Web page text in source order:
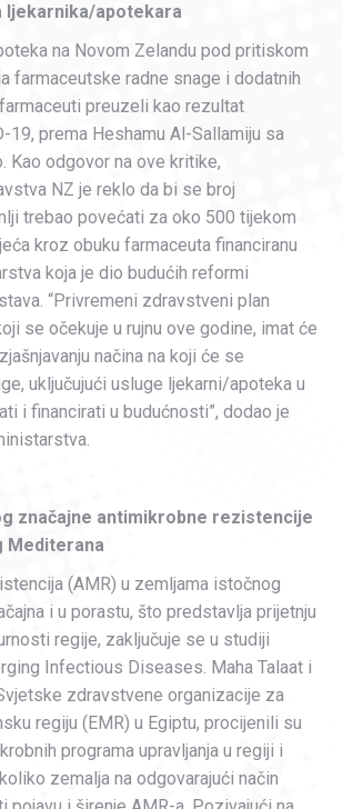
ljekarnika/apotekara
na Novom Zelandu pod pritiskom
farmaceutske radne snage i dodatnih
preuzeli kao rezultat
19, prema Heshamu Al-Sallamiju sa
Kao odgovor na ove kritike,
NZ je reklo da bi se broj
trebao povećati za oko 500 tijekom
kroz obuku farmaceuta financiranu
koja je dio budućih reformi
“Privremeni zdravstveni plan
se očekuje u rujnu ove godine, imat će
načina na koji će se
uključujući usluge ljekarni/apoteka u
i financirati u budućnosti”, dodao je
značajne antimikrobne rezistencije
Mediterana
(AMR) u zemljama istočnog
i u porastu, što predstavlja prijetnju
regije, zaključuje se u studiji
Infectious Diseases. Maha Talaat i
zdravstvene organizacije za
regiju (EMR) u Egiptu, procijenili su
programa upravljanja u regiji i
zemalja na odgovarajući način